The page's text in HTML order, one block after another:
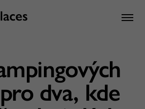
dva, kde